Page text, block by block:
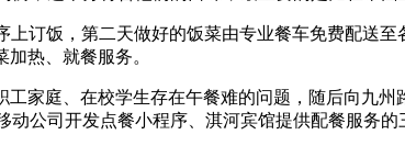
饭，第二天做好的饭菜由专业餐车免费配送至
热、就餐服务。
庭、在校学生存在午餐难的问题，随后向九州
公司开发点餐小程序、淇河宾馆提供配餐服务